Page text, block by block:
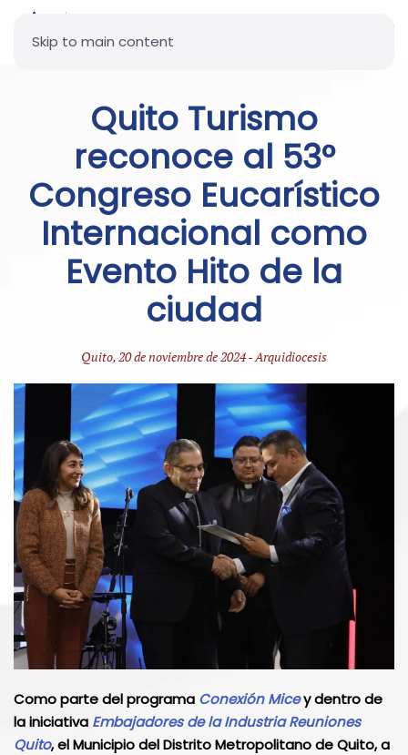
Skip to main content
Quito Turismo
reconoce al 53°
Congreso Eucarístico
Internacional como
Evento Hito de la
ciudad
Quito, 20 de noviembre de 2024 - Arquidiocesis
Como parte del programa Conexión Micey dentro de
la iniciativa Embajadores de la Industria Reuniones
Quito, el Municipio del Distrito Metropolitano de Quito, a